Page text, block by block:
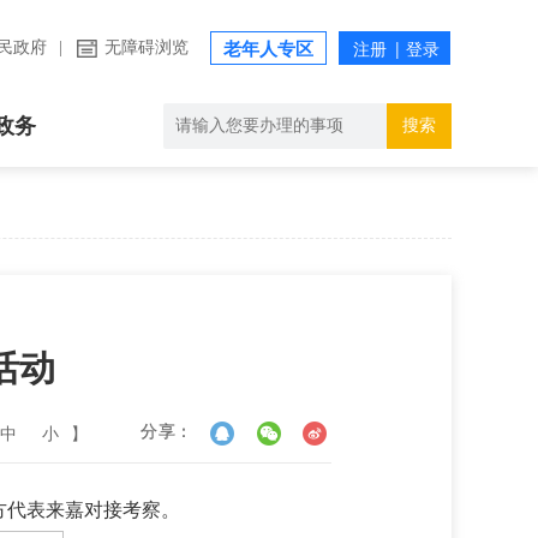
政府 无障碍浏览 老年人专区
务 搜索
动
中 小 】 分享：
表来嘉对接考察。